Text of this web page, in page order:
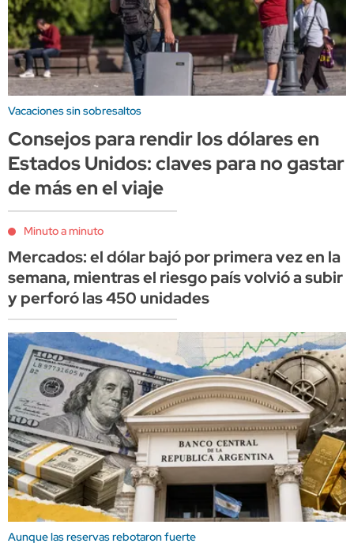
Vacaciones sin sobresaltos
Consejos para rendir los dólares en
Estados Unidos: claves para no gastar
de más en el viaje
Minuto a minuto
Mercados: el dólar bajó por primera vez en la
semana, mientras el riesgo país volvió a subir
y perforó las 450 unidades
Aunque las reservas rebotaron fuerte